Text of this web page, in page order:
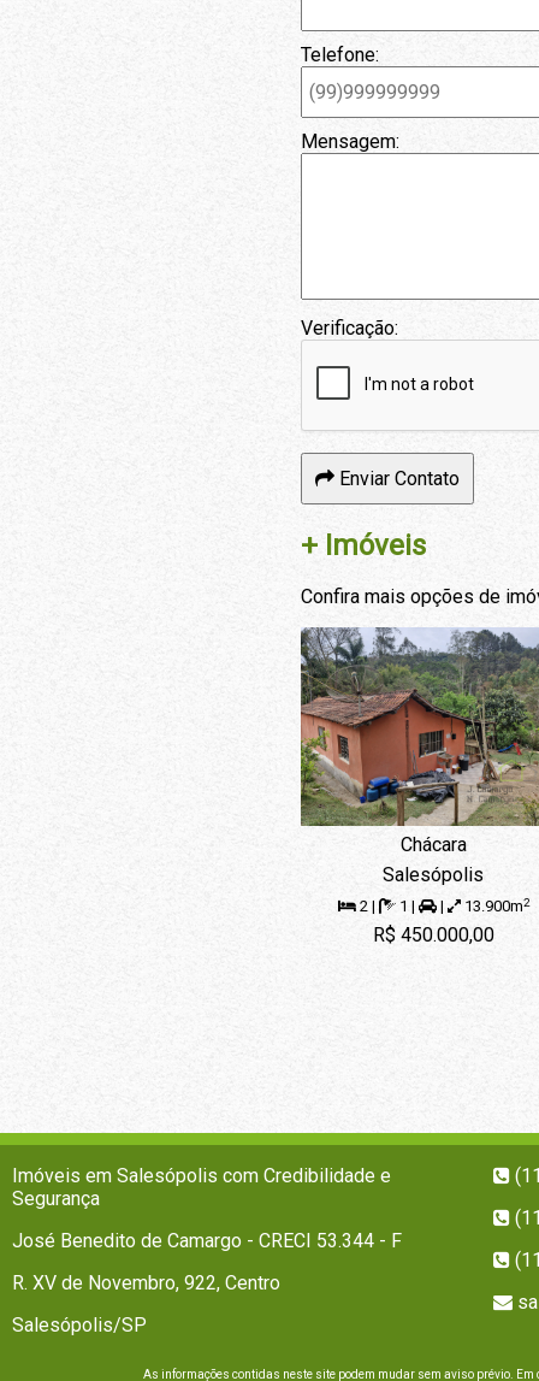
Telefone:
Mensagem:
Verificação:
Enviar Contato
+ Imóveis
Confira mais opções de
Chácara
Salesópolis
2 | 1 | | 13.900m2
R$ 450.000,00
Imóveis em Salesópolis com Credibilidade e
Segurança
José Benedito de Camargo - CRECI 53.344 - F
R. XV de Novembro, 922, Centro
Salesópolis/SP
As informações contidas neste site podem mudar sem aviso prévio.